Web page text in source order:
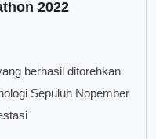
2022
berhasil ditorehkan
Sepuluh Nopember